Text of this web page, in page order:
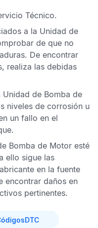
Técnico.
a la Unidad de
de que no
De encontrar
realiza las debidas
Unidad de Bomba de
niveles de corrosión u
un fallo en el
Bomba de Motor esté
ello sigue las
en la fuente
encontrar daños en
pertinentes.